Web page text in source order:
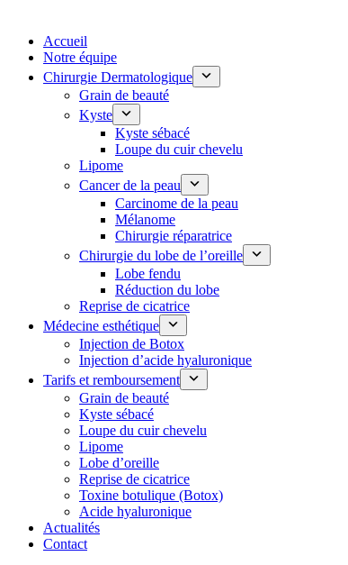
Accueil
Notre équipe
Chirurgie Dermatologique
Grain de beauté
Kyste
Kyste sébacé
Loupe du cuir chevelu
Lipome
Cancer de la peau
Carcinome de la peau
Mélanome
Chirurgie réparatrice
Chirurgie du lobe de l’oreille
Lobe fendu
Réduction du lobe
Reprise de cicatrice
Médecine esthétique
Injection de Botox
Injection d’acide hyaluronique
Tarifs et remboursement
Grain de beauté
Kyste sébacé
Loupe du cuir chevelu
Lipome
Lobe d’oreille
Reprise de cicatrice
Toxine botulique (Botox)
Acide hyaluronique
Actualités
Contact